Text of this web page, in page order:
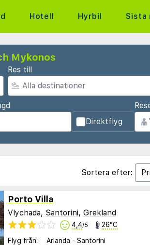
Hotell Hyrbil Sista
Mykonos
Res till
Direktflyg
Sortera efter:
Porto Villa
Vlychada, Santorini, Grekland
4,4/5 26°C
Flyg från: Arlanda - Santorini